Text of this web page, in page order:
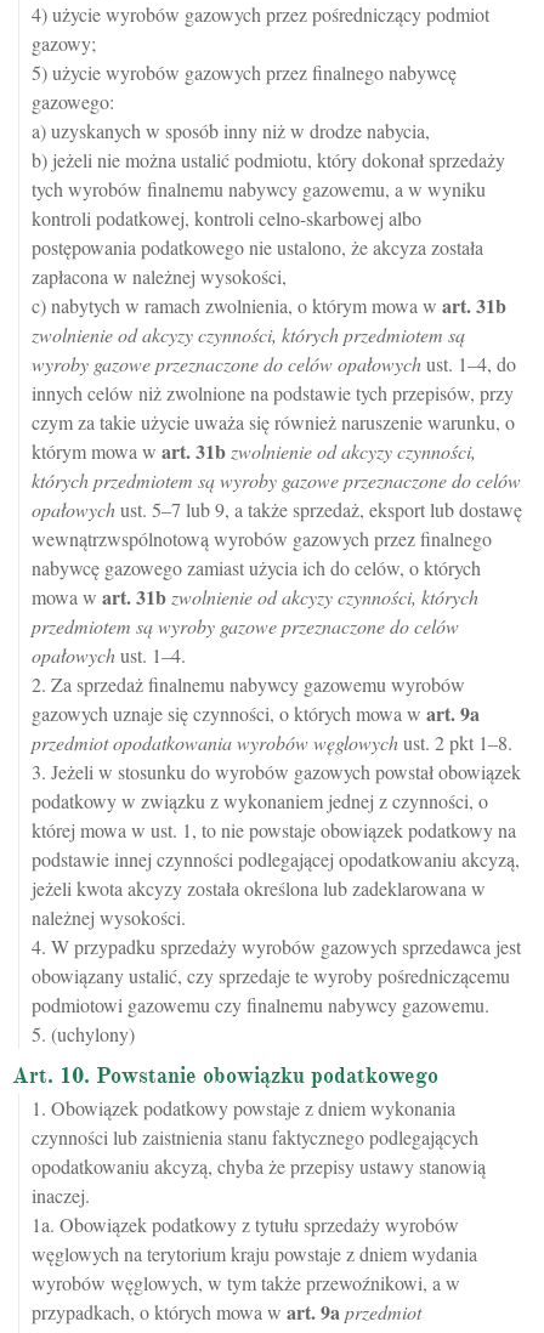
4) użycie wyrobów gazowych przez pośredniczący podmiot
gazowy;
5) użycie wyrobów gazowych przez finalnego nabywcę
gazowego:
a) uzyskanych w sposób inny niż w drodze nabycia,
b) jeżeli nie można ustalić podmiotu, który dokonał sprzedaży
tych wyrobów finalnemu nabywcy gazowemu, a w wyniku
kontroli podatkowej, kontroli celno-skarbowej albo
postępowania podatkowego nie ustalono, że akcyza została
zapłacona w należnej wysokości,
c) nabytych w ramach zwolnienia, o którym mowa w art.31b
zwolnienie od akcyzy czynności, których przedmiotem są
wyroby gazowe przeznaczone do celów opałowychust. 1–4, do
innych celów niż zwolnione na podstawie tych przepisów, przy
czym za takie użycie uważa się również naruszenie warunku, o
którym mowa w art.31b zwolnienie od akcyzy czynności,
których przedmiotem są wyroby gazowe przeznaczone do celów
opałowychust. 5–7 lub 9, a także sprzedaż, eksport lub dostawę
wewnątrzwspólnotową wyrobów gazowych przez finalnego
nabywcę gazowego zamiast użycia ich do celów, o których
mowa w art.31b zwolnienie od akcyzy czynności, których
przedmiotem są wyroby gazowe przeznaczone do celów
opałowychust. 1–4.
2. Za sprzedaż finalnemu nabywcy gazowemu wyrobów
gazowych uznaje się czynności, o których mowa w art.9a
przedmiot opodatkowania wyrobów węglowychust. 2 pkt 1–8.
3. Jeżeli w stosunku do wyrobów gazowych powstał obowiązek
podatkowy w związku z wykonaniem jednej z czynności, o
której mowa w ust. 1, to nie powstaje obowiązek podatkowy na
podstawie innej czynności podlegającej opodatkowaniu akcyzą,
jeżeli kwota akcyzy została określona lub zadeklarowana w
należnej wysokości.
4. W przypadku sprzedaży wyrobów gazowych sprzedawca jest
obowiązany ustalić, czy sprzedaje te wyroby pośredniczącemu
podmiotowi gazowemu czy finalnemu nabywcy gazowemu.
5. (uchylony)
Art. 10. Powstanie obowiązku podatkowego
1. Obowiązek podatkowy powstaje z dniem wykonania
czynności lub zaistnienia stanu faktycznego podlegających
opodatkowaniu akcyzą, chyba że przepisy ustawy stanowią
inaczej.
1a. Obowiązek podatkowy z tytułu sprzedaży wyrobów
węglowych na terytorium kraju powstaje z dniem wydania
wyrobów węglowych, w tym także przewoźnikowi, a w
przypadkach, o których mowa w art.9aprzedmiot